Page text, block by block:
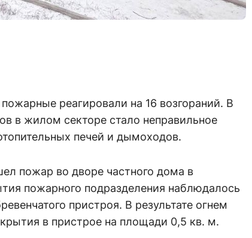
реагировали на 16 возгораний. В
в жилом секторе стало неправильное
печей и дымоходов.
пожар во дворе частного дома в
пожарного подразделения наблюдалось
пристроя. В результате огнем
в пристрое на площади 0,5 кв. м.